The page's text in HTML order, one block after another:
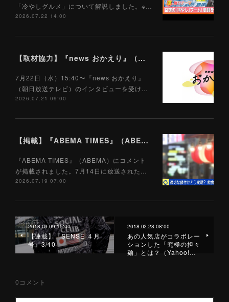
「冷やしグルメ」について解説しました。※…
2026.07.22 14:00
【取材協力】『news おかえり』（朝日放送テレビ）7/22
7月22日（水）15:40〜『news おかえり』
（朝日放送テレビ）のインタビューを受け…
2026.07.21 09:00
【掲載】『ABEMA TIMES』（ABEMA）7/19
『ABEMA TIMES』（ABEMA）にコメント
が掲載されました。7月14日に放送された…
2026.07.19 07:00
2018.03.09 15:00
【連載】『SENSE ４月
号』3/10
2018.02.28 08:00
あの人気店がコラボレー
ションした「究極の担々
麺」とは？（Yahoo!…
0 コメント